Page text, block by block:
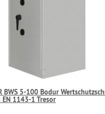
BWS 5-100 Bodur
EN 1143-1 Tresor